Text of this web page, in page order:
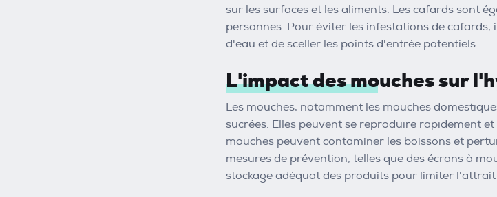
sur les surfaces et les aliments. Les cafards sont
personnes. Pour éviter les infestations de
d'eau et de sceller les points d'entrée potentiels.
L'impact des mouches sur
Les mouches, notamment les mouches
sucrées. Elles peuvent se reproduire rapidement
mouches peuvent contaminer les boissons et
mesures de prévention, telles que des écrans à
stockage adéquat des produits pour limiter l'attrait